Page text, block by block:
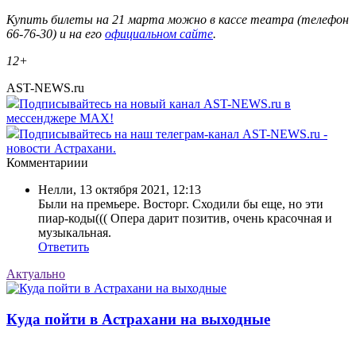
Купить билеты на 21 марта можно в кассе театра (телефон
66-76-30) и на его официальном сайте.
12+
AST-NEWS.ru
Подписывайтесь на новый канал AST-NEWS.ru в
мессенджере MAX!
Подписывайтесь на наш телеграм-канал AST-NEWS.ru -
новости Астрахани.
Комментариии
Нелли, 13 октября 2021, 12:13
Были на премьере. Восторг. Сходили бы еще, но эти
пиар-коды((( Опера дарит позитив, очень красочная и
музыкальная.
Ответить
Актуально
Куда пойти в Астрахани на выходные